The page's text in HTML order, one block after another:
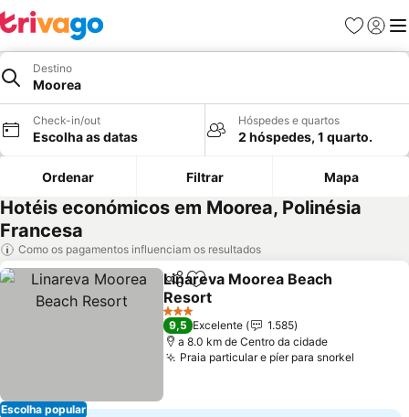
Favoritos
Iniciar
Destino
Moorea
Check-in/out
Escolha as datas
Hóspedes e quartos
2 hóspedes, 1 quarto.
Ordenar Filtrar Mapa
Hotéis económicos em Moorea, Polinésia
Francesa
Como os pagamentos influenciam os resultados
Escolha popular
PartilharAdicionar aos favoritos
Linareva Moorea Beach
Resort
3 Estrelas
9,5 Excelente
1.585
a 8.0 km de Centro da cidade
Praia particular e píer para snorkel